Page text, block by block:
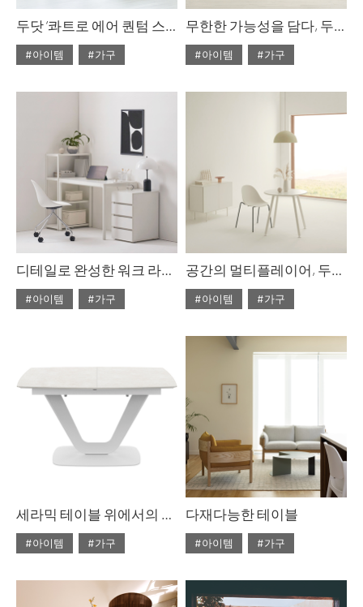
두닷 ‘콰트로 에어 퀀텀 스퀘어 페닉스 소파 테이블
#아이템
#가구
무한한 가능성을 담다, 두닷 콰트로 모션 데스크
#아이템
#가구
디테일로 완성한 워크 라이프, 두닷 ‘콰트로 에어 노트북 데스크’
#아이템
#가구
공간의 멀티플레이어, 두닷 ‘콰트로 에어 테이블
#아이템
#가구
#ISSUE276
세라믹 테이블 위에서의 만찬
#아이템
#가구
#테이블
다재다능한 테이블
#아이템
#가구